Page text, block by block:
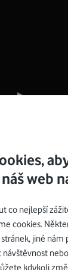
:
x 22 x 7,5 cm
s
web
co nejlepší
cookies.
jiné nám
kdykoli